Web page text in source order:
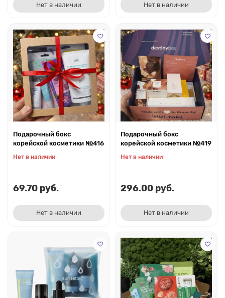
Нет в наличии Нет в наличии
Подарочный бокс
корейской косметики №416
Нет в наличии
69.70 руб.
Нет в наличии
Подарочный бокс
корейской косметики №419
Нет в наличии
296.00 руб.
Нет в наличии